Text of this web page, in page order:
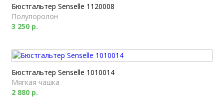
Бюстгальтер Senselle 1120008
Полупоролон
3 250 р.
Бюстгальтер Senselle 1010014
Мягкая чашка
2 880 р.